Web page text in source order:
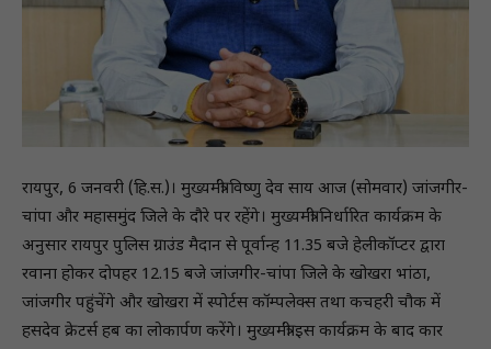
रायपुर, 6 जनवरी (हि.स.)। मुख्यमंत्री विष्णु देव साय आज (साेमवार) जांजगीर-
चांपा और महासमुंद जिले के दौरे पर रहेंगे। मुख्यमंत्री निर्धारित कार्यक्रम के
अनुसार रायपुर पुलिस ग्राउंड मैदान से पूर्वान्ह 11.35 बजे हेलीकॉप्टर द्वारा
रवाना होकर दोपहर 12.15 बजे जांजगीर-चांपा जिले के खोखरा भांठा,
जांजगीर पहुंचेंगे और खोखरा में स्पोर्टस कॉम्पलेक्स तथा कचहरी चौक में
हसदेव क्रेटर्स हब का लोकार्पण करेंगे। मुख्यमंत्री इस कार्यक्रम के बाद कार